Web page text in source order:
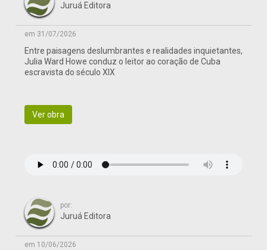
Juruá Editora
em 31/07/2026
Entre paisagens deslumbrantes e realidades inquietantes,
Julia Ward Howe conduz o leitor ao coração de Cuba
escravista do século XIX
Ver obra
por:
Juruá Editora
em 10/06/2026